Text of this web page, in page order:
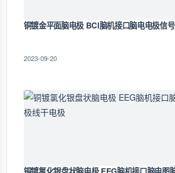
铜镀金平面脑电极 BCI脑机接口脑电电极信
2023-09-20